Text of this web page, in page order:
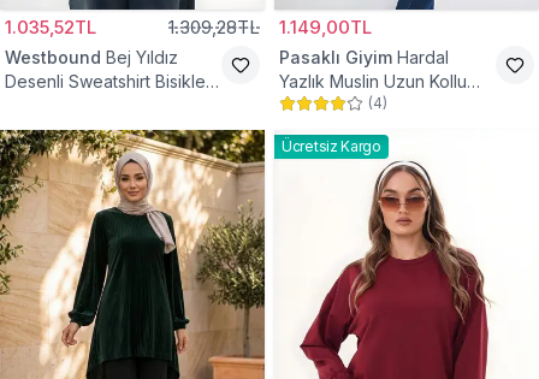
1.035,52TL 1.309,28TL
Westbound Bej Yıldız
Desenli Sweatshirt Bisiklet
1.149,00TL
Pasaklı Giyim Hardal
Yazlık Muslin Uzun Kollu
Hakim Yaka Cepli Tesettür
(4)
Ücretsiz Kargo